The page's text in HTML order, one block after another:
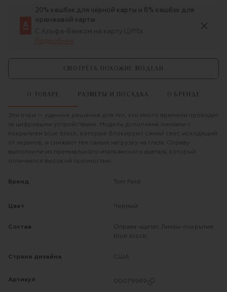
20% кешбэк для чёрной карты и 8% кешбэк для
оранжевой карты
С Альфа-Банком на карту ЦУМа
Подробнее
СМОТРЕТЬ ПОХОЖИЕ МОДЕЛИ
О ТОВАРЕ РАЗМЕРЫ И ПОСАДКА О БРЕНДЕ
Эти очки — удачное решение для тех, кто много времени проводит
за цифровыми устройствами. Модель дополнена линзами с
покрытием blue block, которые блокируют синий свет, исходящий
от экранов, и снижают тем самым нагрузку на глаза. Оправу
выполнили из премиального итальянского ацетата, который
отличается высокой прочностью.
Бренд Tom Ford
Цвет Черный
Состав
Оправа-ацетат; Линзы-покрытие
blue block;
Страна дизайна США
Артикул 00079969